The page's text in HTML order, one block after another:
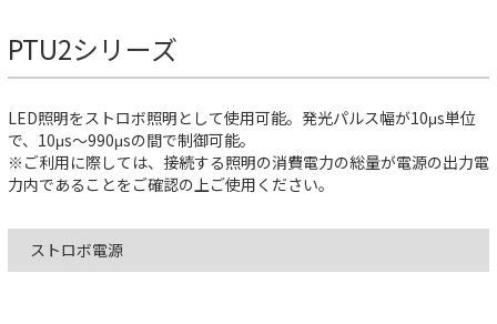
PTU2シリーズ
LED照明をストロボ照明として使用可能。発光パルス幅が10μs単位
で、10μs～990μsの間で制御可能。
※ご利用に際しては、接続する照明の消費電力の総量が電源の出力電
力内であることをご確認の上ご使用ください。
ストロボ電源